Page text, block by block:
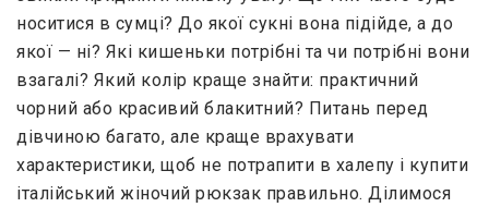
носитися в сумці? До якої сукні вона підійде, а до
якої — ні? Які кишеньки потрібні та чи потрібні вони
взагалі? Який колір краще знайти: практичний
чорний або красивий блакитний? Питань перед
дівчиною багато, але краще врахувати
характеристики, щоб не потрапити в халепу і купити
італійський жіночий рюкзак правильно. Ділимося